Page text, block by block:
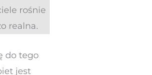
rośnie
realna.
do tego
jest